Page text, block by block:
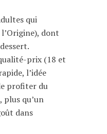
qui
dont
prix (18 et
l’idée
profiter du
plus qu’un
dans